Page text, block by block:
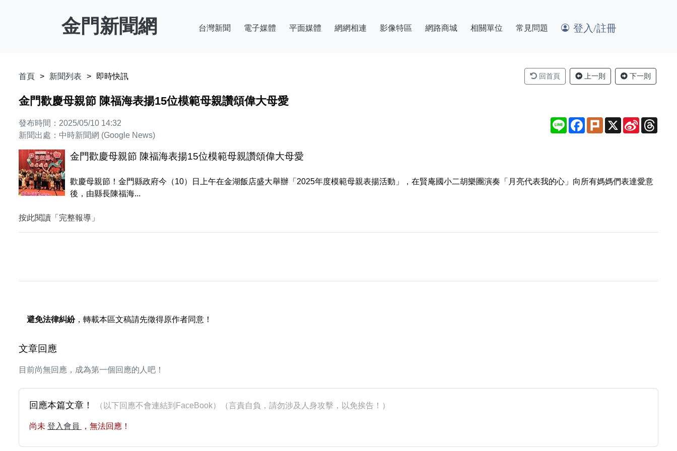
金門新聞網 台灣新聞 電子媒體 平面媒體 網網相連 影像特區 網路商城 相關單位 常見問題 登入/註冊
首頁 新聞列表 即時快訊 回首頁 上一則 下一則
金門歡慶母親節 陳福海表揚15位模範母親讚頌偉大母愛
發布時間：2025/05/10 14:32
新聞出處：中時新聞網 (Google News)
Line Facebook
Plurk X
Sina
Weibo
金門歡慶母親節 陳福海表揚15位模範母親讚頌偉大母愛
歡慶母親節！金門縣政府今（10）日上午在金湖飯店盛大舉辦「2025年度模範母親表揚活動」，在賢庵國小二胡樂團演奏「月亮代表我的心」向所有媽媽們表達愛意
後，由縣長陳福海...
按此閱讀「完整報導」
避免法律糾紛，轉載本區文稿請先徵得原作者同意！
文章回應
目前尚無回應，成為第一個回應的人吧！
回應本篇文章！ （以下回應不會連結到FaceBook）（言責自負，請勿涉及人身攻擊，以免挨告！）
尚未 登入會員 ，無法回應！